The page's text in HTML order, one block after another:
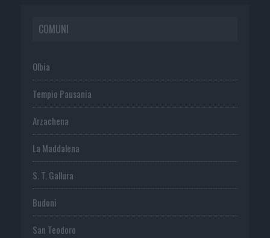
COMUNI
Olbia
Tempio Pausania
Arzachena
La Maddalena
S. T. Gallura
Budoni
San Teodoro